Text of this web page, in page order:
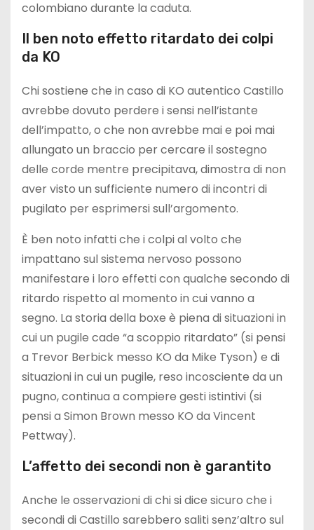
colombiano durante la caduta.
Il ben noto effetto ritardato dei colpi
da KO
Chi sostiene che in caso di KO autentico Castillo
avrebbe dovuto perdere i sensi nell’istante
dell’impatto, o che non avrebbe mai e poi mai
allungato un braccio per cercare il sostegno
delle corde mentre precipitava, dimostra di non
aver visto un sufficiente numero di incontri di
pugilato per esprimersi sull’argomento.
È ben noto infatti che i colpi al volto che
impattano sul sistema nervoso possono
manifestare i loro effetti con qualche secondo di
ritardo rispetto al momento in cui vanno a
segno. La storia della boxe è piena di situazioni in
cui un pugile cade “a scoppio ritardato” (si pensi
a Trevor Berbick messo KO da Mike Tyson) e di
situazioni in cui un pugile, reso incosciente da un
pugno, continua a compiere gesti istintivi (si
pensi a Simon Brown messo KO da Vincent
Pettway).
L’affetto dei secondi non è garantito
Anche le osservazioni di chi si dice sicuro che i
secondi di Castillo sarebbero saliti senz’altro sul